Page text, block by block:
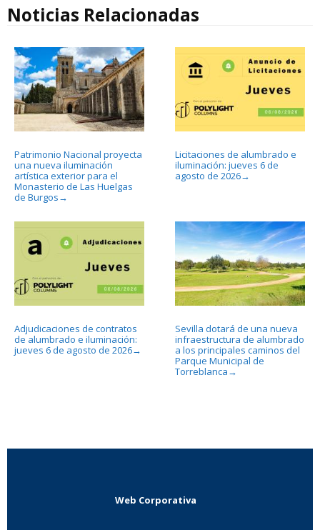
Noticias Relacionadas
Patrimonio Nacional proyecta
una nueva iluminación
artística exterior para el
Monasterio de Las Huelgas
de Burgos →
Licitaciones de alumbrado e
iluminación: jueves 6 de
agosto de 2026→
Adjudicaciones de contratos
de alumbrado e iluminación:
jueves 6 de agosto de 2026→
Sevilla dotará de una nueva
infraestructura de alumbrado
a los principales caminos del
Parque Municipal de
Torreblanca →
Web Corporativa